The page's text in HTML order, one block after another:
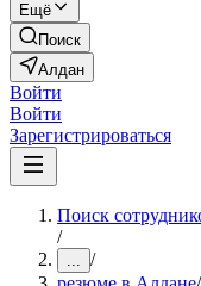
Ещё
Поиск
Алдан
Войти
Войти
Зарегистрироваться
Поиск
/
... /